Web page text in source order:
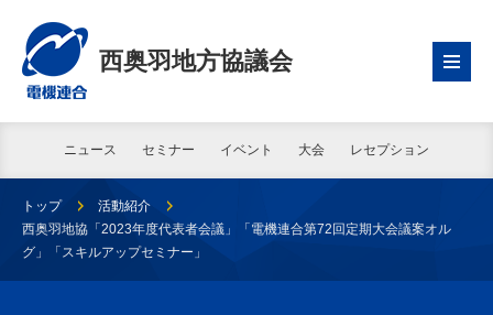
西奥羽地方協議会
ニュース セミナー イベント 大会 レセプション
トップ
活動紹介
西奥羽地協「2023年度代表者会議」「電機連合第72回定期大会議案オル
グ」「スキルアップセミナー」